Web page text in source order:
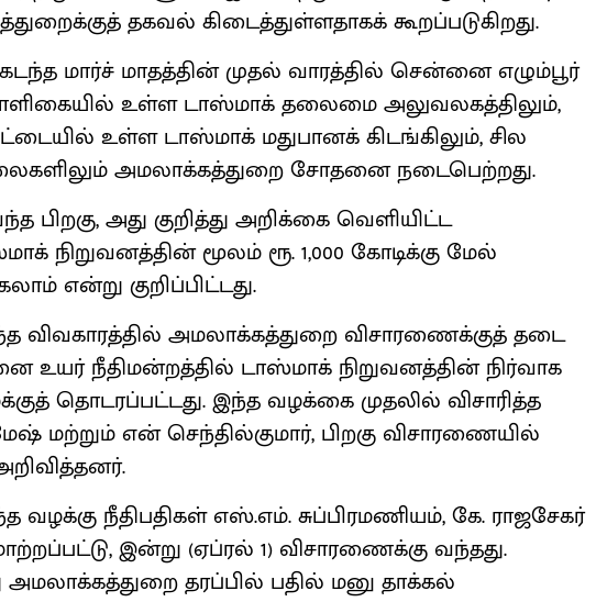
தகவல் கிடைத்துள்ளதாகக் கூறப்படுகிறது.
மார்ச் மாதத்தின் முதல் வாரத்தில் சென்னை எழும்பூர்
உள்ள டாஸ்மாக் தலைமை அலுவலகத்திலும்,
உள்ள டாஸ்மாக் மதுபானக் கிடங்கிலும், சில
அமலாக்கத்துறை சோதனை நடைபெற்றது.
பிறகு, அது குறித்து அறிக்கை வெளியிட்ட
நிறுவனத்தின் மூலம் ரூ. 1,000 கோடிக்கு மேல்
என்று குறிப்பிட்டது.
விவகாரத்தில் அமலாக்கத்துறை விசாரணைக்குத் தடை
உயர் நீதிமன்றத்தில் டாஸ்மாக் நிறுவனத்தின் நிர்வாக
தொடரப்பட்டது. இந்த வழக்கை முதலில் விசாரித்த
மற்றும் என் செந்தில்குமார், பிறகு விசாரணையில்
நீதிபதிகள் எஸ்.எம். சுப்பிரமணியம், கே. ராஜசேகர்
இன்று (ஏப்ரல் 1) விசாரணைக்கு வந்தது.
தரப்பில் பதில் மனு தாக்கல்